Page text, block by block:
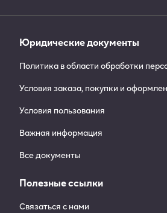
Юридические документы
Политика в области обработки
Условия заказа, покупки и
Условия пользования
Важная информация
Все документы
Полезные ссылки
Связаться с нами